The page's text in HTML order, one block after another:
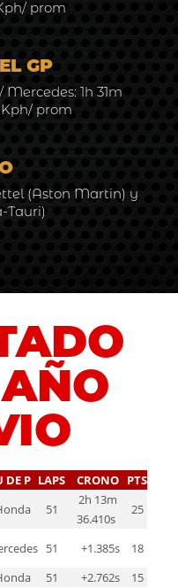
prom
GP
Mercedes: 1h 31m
Kph/ prom
(Aston Martin) y
Tauri)
DE P LAPS CRONO PTS
51
2h 13m
36.410s
25
51 +1.385s
18
51 +2.762s
15